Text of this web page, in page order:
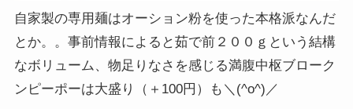
自家製の専用麺はオーション粉を使った本格派なんだ
とか。。事前情報によると茹で前２００ｇという結構
なボリューム、物足りなさを感じる満腹中枢ブローク
ンピーポーは大盛り（＋100円）も＼(^o^)／